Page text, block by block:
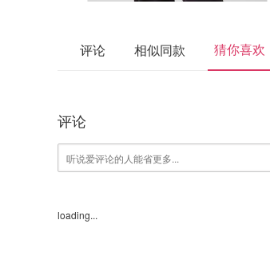
评论 相似同款 猜你喜欢
评论
loading...